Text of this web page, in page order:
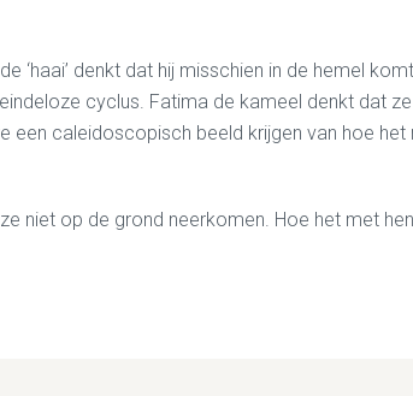
‘haai’ denkt dat hij misschien in de hemel
cyclus. Fatima de kameel denkt dat
caleidoscopisch beeld krijgen van hoe
niet op de grond neerkomen. Hoe het met